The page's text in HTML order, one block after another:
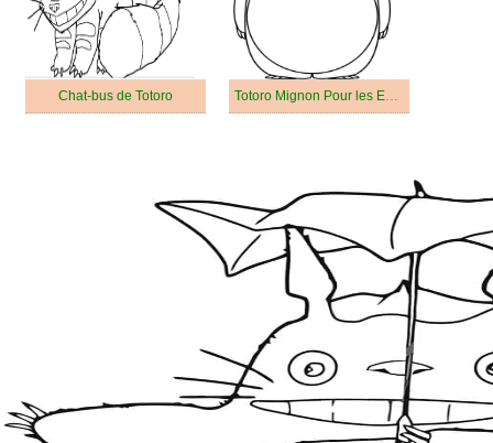
Chat-bus de Totoro Totoro Mignon Pour les Enfants